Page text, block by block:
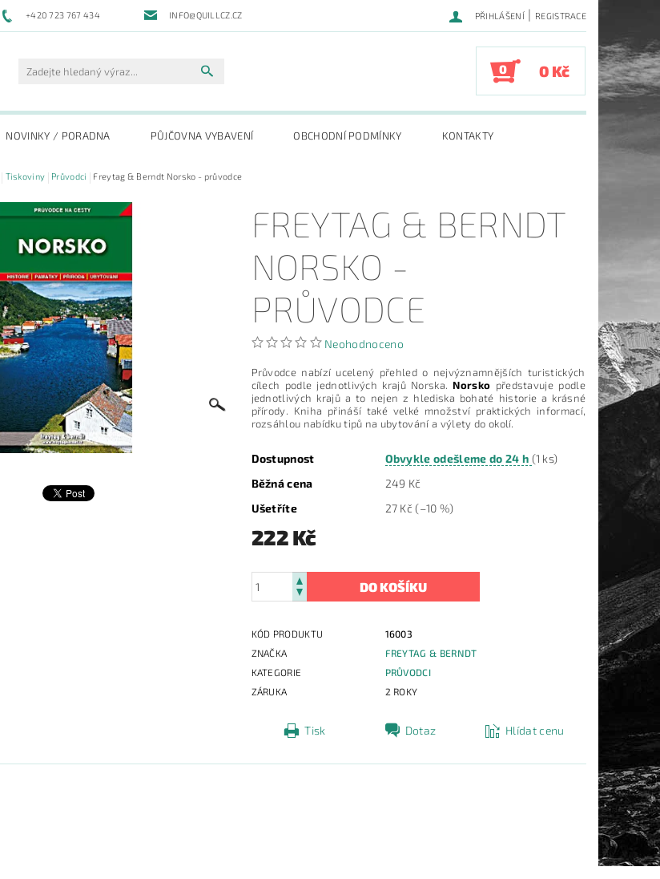
+420 723 767 434 INFO@QUILLCZ.CZ PŘIHLÁŠENÍ | REGISTRACE
0 0 Kč
NOVINKY / PORADNA PŮJČOVNA VYBAVENÍ OBCHODNÍ PODMÍNKY KONTAKTY
Tiskoviny Průvodci Freytag & Berndt Norsko - průvodce
FREYTAG & BERNDT
NORSKO -
PRŮVODCE
Neohodnoceno
Průvodce nabízí ucelený přehled o nejvýznamnějších turistických
cílech podle jednotlivých krajů Norska.Norsko představuje podle
jednotlivých krajů a to nejen z hlediska bohaté historie a krásné
přírody. Kniha přináší také velké množství praktických informací,
rozsáhlou nabídku tipů na ubytování a výlety do okolí.
Dostupnost Obvykle odešleme do 24 h (1 ks)
Běžná cena
249 Kč
Ušetříte
27 Kč(–10 %)
222 Kč
KÓD PRODUKTU
16003
ZNAČKA
FREYTAG & BERNDT
KATEGORIE
PRŮVODCI
ZÁRUKA
2 ROKY
Tisk Dotaz Hlídat cenu